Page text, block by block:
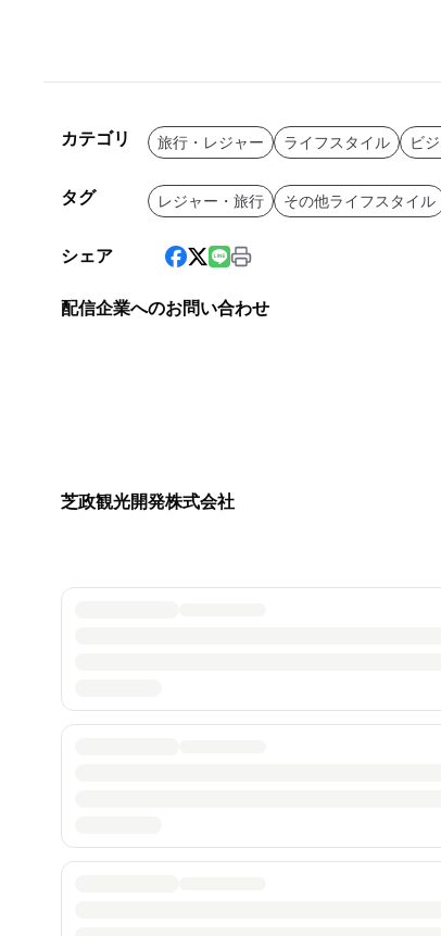
カテゴリ 旅行・レジャー ライフスタイル ビ
タグ レジャー・旅行 その他ライフスタイル
シェア
配信企業へのお問い合わせ
芝政観光開発株式会社